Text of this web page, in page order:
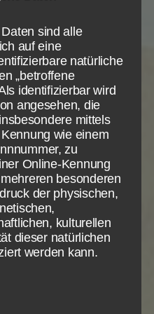
hinter Gott und seine
Sünde den höchsten
rauft euch
Gott um sein Feuer für
Gott uns heilig und
seinem eigenen
für IHN in dieser
Sünder und der
Mischung aus
sind alle
auf eine
natürliche
„betroffene
identifizierbar wird
angesehen, die
mittels
wie einem
zu
Online-Kennung
besonderen
der physischen,
kulturellen
dieser natürlichen
werden kann.